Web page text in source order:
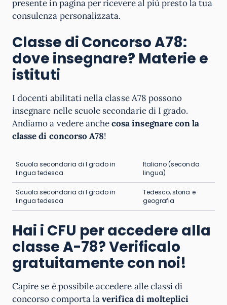
presente in pagina per ricevere al più presto la tua
consulenza personalizzata.
Classe di Concorso A78:
dove insegnare? Materie e
istituti
I docenti abilitati nella classe A78 possono
insegnare nelle scuole secondarie di I grado.
Andiamo a vedere anchecosa insegnare con la
classe di concorso A78!
Scuola secondaria di I grado in
lingua tedesca
Italiano (seconda
lingua)
Scuola secondaria di I grado in
lingua tedesca
Tedesco, storia e
geografia
Hai i CFU per accedere alla
classe A-78? Verificalo
gratuitamente con noi!
Capire se è possibile accedere alle classi di
concorso comporta laverifica di molteplici